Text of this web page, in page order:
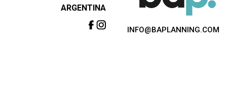
ARGENTINA
INFO@BAPLANNING.COM